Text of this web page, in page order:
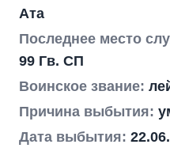
Ата
Последнее место
99 Гв. СП
Воинское звание:
Причина выбытия:
Дата выбытия: